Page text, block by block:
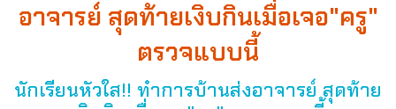
อาจารย์ สุดท้ายเงิบกินเมื่อเจอ"ครู"
ตรวจแบบนี้
นักเรียนหัวใส!! ทำการบ้านส่งอาจารย์ สุดท้าย